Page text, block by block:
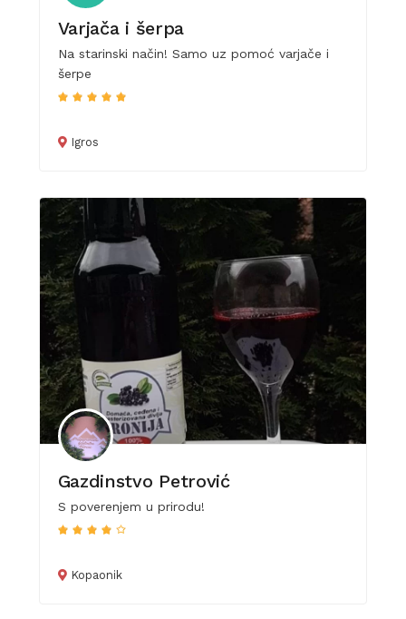
Varjača i šerpa
Na starinski način! Samo uz pomoć varjače i
šerpe
Igros
Gazdinstvo Petrović
S poverenjem u prirodu!
Kopaonik